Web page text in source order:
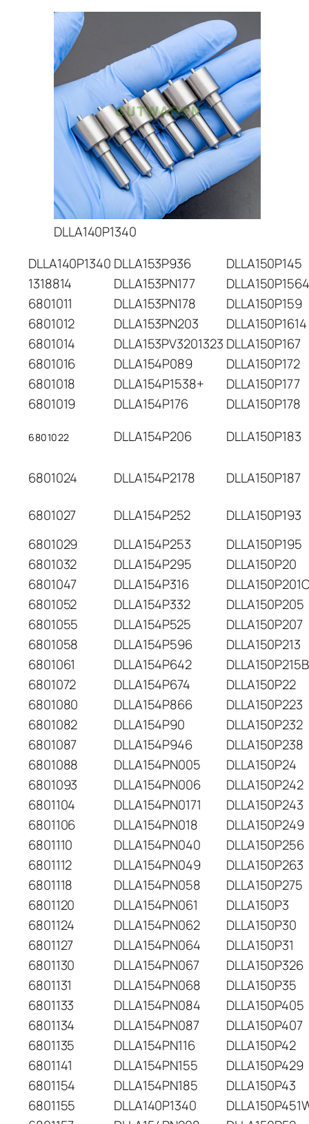
DLLA140P1340
DLLA140P1340 DLLA153P936
DLLA150P145
1318814
DLLA153PN177
6801011
DLLA153PN178
DLLA150P159
6801012
DLLA153PN203
DLLA150P1614
6801014
DLLA153PV3201323 DLLA150P167
6801016
DLLA154P089
DLLA150P172
6801018
DLLA154P1538+
DLLA150P177
6801019
DLLA154P176 DLLA150P178
6801022 DLLA154P206 DLLA150P183
6801024 DLLA154P2178 DLLA150P187
6801027 DLLA154P252
DLLA150P193
6801029
DLLA154P253
DLLA150P195
6801032
DLLA154P295
DLLA150P20
6801047
DLLA154P316
6801052
DLLA154P332
DLLA150P205
6801055
DLLA154P525
DLLA150P207
6801058
DLLA154P596
DLLA150P213
6801061
DLLA154P642
6801072
DLLA154P674
DLLA150P22
6801080
DLLA154P866
DLLA150P223
6801082
DLLA154P90
DLLA150P232
6801087
DLLA154P946
DLLA150P238
6801088
DLLA154PN005
DLLA150P24
6801093
DLLA154PN006
DLLA150P242
6801104
DLLA154PN0171
DLLA150P243
6801106
DLLA154PN018
DLLA150P249
6801110
DLLA154PN040
DLLA150P256
6801112
DLLA154PN049
DLLA150P263
6801118
DLLA154PN058
DLLA150P275
6801120
DLLA154PN061
DLLA150P3
6801124
DLLA154PN062
DLLA150P30
6801127
DLLA154PN064
DLLA150P31
6801130
DLLA154PN067
DLLA150P326
6801131
DLLA154PN068
DLLA150P35
6801133
DLLA154PN084
DLLA150P405
6801134
DLLA154PN087
DLLA150P407
6801135
DLLA154PN116
DLLA150P42
6801141
DLLA154PN155
DLLA150P429
6801154
DLLA154PN185
DLLA150P43
6801155
DLLA140P1340